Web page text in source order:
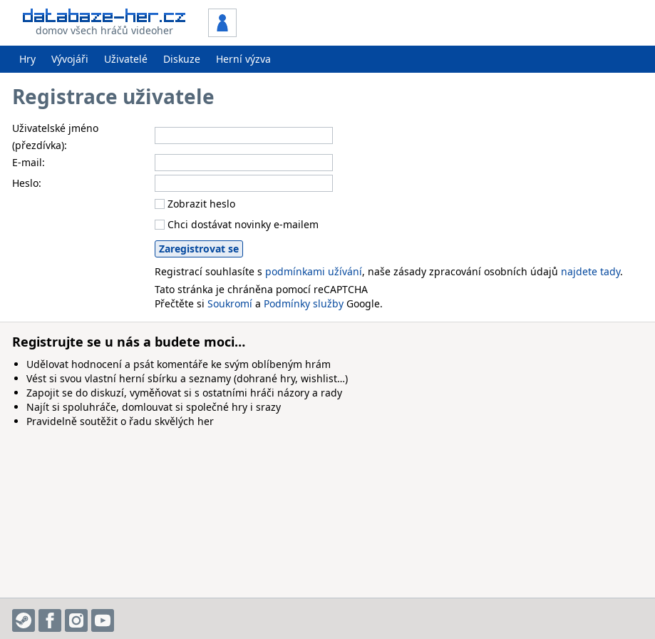
domov všech hráčů videoher
Hry Vývojáři Uživatelé Diskuze Herní výzva
Registrace uživatele
Uživatelské jméno
(přezdívka):
E-mail:
Heslo:
Zobrazit heslo
Chci dostávat novinky e-mailem
Registrací souhlasíte s podmínkami užívání, naše zásady zpracování osobních údajů najdete tady.
Tato stránka je chráněna pomocí reCAPTCHA
Přečtěte si Soukromí a Podmínky služby Google.
Registrujte se u nás a budete moci…
Udělovat hodnocení a psát komentáře ke svým oblíbeným hrám
Vést si svou vlastní herní sbírku a seznamy (dohrané hry, wishlist…)
Zapojit se do diskuzí, vyměňovat si s ostatními hráči názory a rady
Najít si spoluhráče, domlouvat si společné hry i srazy
Pravidelně soutěžit o řadu skvělých her